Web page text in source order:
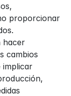
proporcionar
hacer
cambios
implicar